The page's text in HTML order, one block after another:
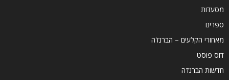
מסעדות
ספרים
מאחורי הקלעים – הברנז'ה
דוס פוסט
חדשות הברנז'ה